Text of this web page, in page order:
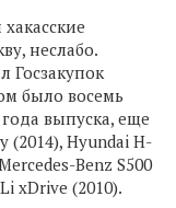
неслабо.
Госзакупок
было восемь
выпуска, еще
(2014), Hyundai H-
Benz S500
xDrive (2010).